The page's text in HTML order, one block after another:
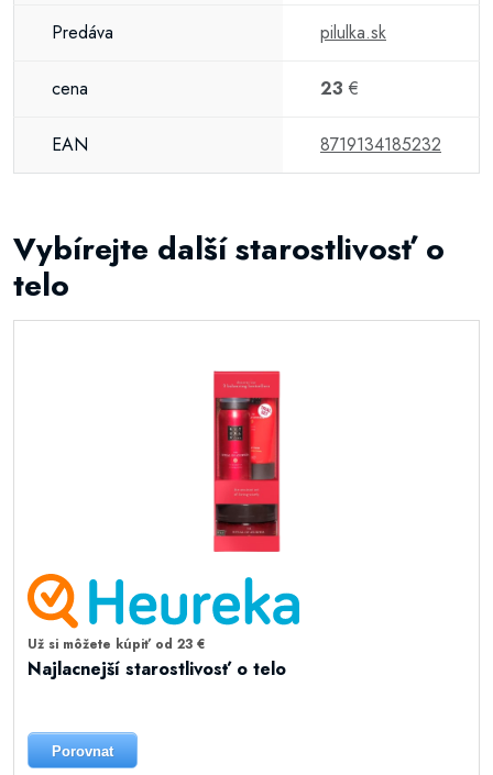
Predáva pilulka.sk
cena 23 €
EAN 8719134185232
Vybírejte další starostlivosť o
telo
Už si môžete kúpiť od 23 €
Najlacnejší starostlivosť o telo
Porovnat